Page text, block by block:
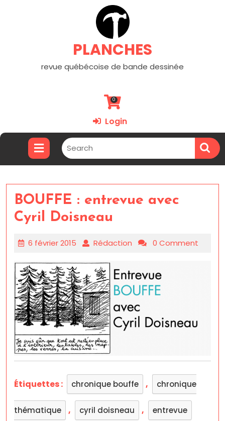
PLANCHES
revue québécoise de bande dessinée
0
Login
BOUFFE : entrevue avec
Cyril Doisneau
6 février 2015 Rédaction 0 Comment
Étiquettes : chronique bouffe , chronique
thématique , cyril doisneau , entrevue